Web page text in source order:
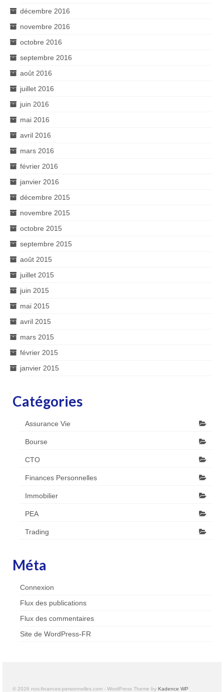
décembre 2016
novembre 2016
octobre 2016
septembre 2016
août 2016
juillet 2016
juin 2016
mai 2016
avril 2016
mars 2016
février 2016
janvier 2016
décembre 2015
novembre 2015
octobre 2015
septembre 2015
août 2015
juillet 2015
juin 2015
mai 2015
avril 2015
mars 2015
février 2015
janvier 2015
Catégories
Assurance Vie
Bourse
CTO
Finances Personnelles
Immobilier
PEA
Trading
Méta
Connexion
Flux des publications
Flux des commentaires
Site de WordPress-FR
© 2026 nos-finances-personnelles.com - WordPress Theme by Kadence WP